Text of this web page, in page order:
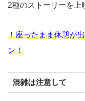
2種のストーリーを上
！座ったまま休憩が
ン！
混雑は注意して